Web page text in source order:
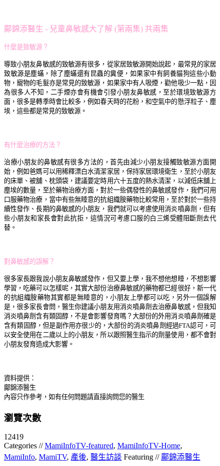
鄺錦添醫生 - 兒童鼻敏感大了解 (第兩集) 共兩集
什麼是致敏源？
導致小朋友鼻敏感的致敏源有很多，從家居致敏源開始說起，最常見的家居
致敏源是塵蟎，除了塵蟎還有昆蟲的糞便，如果家中有飼養貓狗這些小動
物，寵物的毛髮亦是常見的致敏源，如果家中有人吸煙，勸他吸少一點，因
為很多人不知，二手煙亦會有機會引發小朋友鼻敏感，至於環境致敏源方
面，很多是轉季時會比較多，例如春天時的花粉，和空氣中的懸浮粒子、塵
埃，這些都是常見的致敏源。
有什麼治療的方法？
治療小朋友的鼻敏感有很多方法的，首先由減少小朋友接觸致敏源方面開
始，例如爸媽可以用稀釋漂白水清潔家居，保持家居環境衛生，至於小朋友
的床單、被舖、枕頭袋，建議要定時用六十五度的熱水清潔，以減低床舖上
塵埃的數量，至於藥物治療方面，對於一些偶發性的鼻敏感發作，我們可用
口服藥物治療，當中有些無睡意的抗組織胺藥物比較常用，至於對於一些持
續性發作、長期的鼻敏感的小朋友，我們就可以考慮使用消炎噴鼻劑，但有
些小朋友和家長會對此抗拒，這情況可考慮口服的白三烯受體阻斷劑去代
替。
對鼻敏感的誤解？
很多家長跟我說小朋友鼻敏感發作，但又要上學，我不想他想睡，不想影響
學習，吃藥可以怎樣呢，其實大部份治療鼻敏感的藥物都已經很好，新一代
的抗組織胺藥物其實都是無睡意的，小朋友上學都可以吃，另外一個誤解
是，很多家長會問，醫生你建議小朋友用消炎噴鼻劑去治療鼻敏感，但我知
消炎噴鼻劑含有類固醇，不是會影響發育嗎？大部份的外用消炎噴鼻劑確是
含有類固醇，但是副作用亦很少的，大部份的消炎噴鼻劑經過FTA認可，可
以安全使用在二歲以上的小朋友，所以跟照醫生指示的劑量使用，都不會對
小朋友發育造成大影響。
資料提供：
鄺錦添醫生
內容只作參考，如有任何問題請直接詢問您的醫生
瀏覽次數
12419
Categories //MamiInfoTV-featured, MamiInfoTV-Home,
MamiInfo, MamiTV, 產後, 醫生訪談 Featuring // 鄺錦添醫生